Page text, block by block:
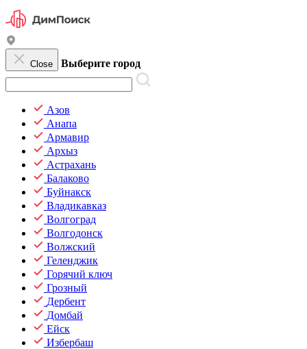
Close Выберите город
Азов
Анапа
Армавир
Архыз
Астрахань
Балаково
Буйнакск
Владикавказ
Волгоград
Волгодонск
Волжский
Геленджик
Горячий ключ
Грозный
Дербент
Домбай
Ейск
Избербаш